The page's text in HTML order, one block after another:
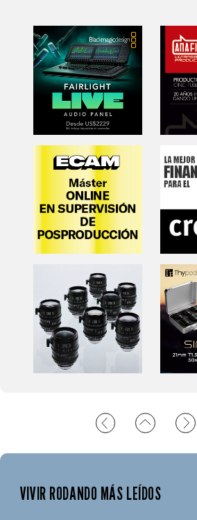
VIVIR RODANDO MÁS LEÍDOS